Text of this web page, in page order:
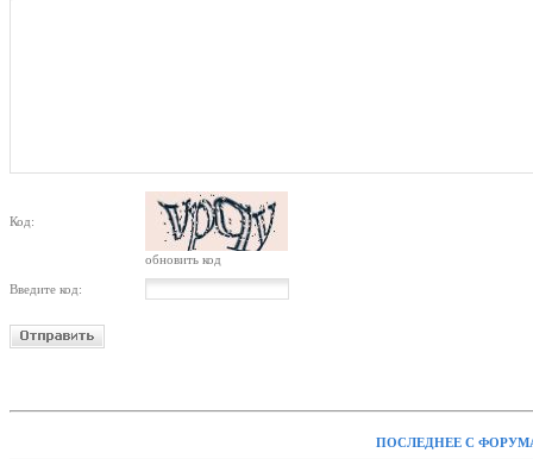
Код:
обновить код
Введите код:
ПОСЛЕДНЕЕ С